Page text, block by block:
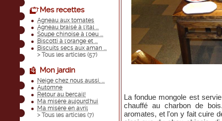
Mes recettes
Agneau aux tomates
Agneau braisé à l'ital ...
Soupe chinoise à l'oeu ...
Biscotti à l'orange et ...
Biscuits secs aux aman ...
> Tous les articles (57)
Mon jardin
Neige chez nous aussi, ...
Automne
Retour au bercail!
Ma misère aujourd'hui
Ma misère en avril
> Tous les articles (7)
La fondue mongole est
chauffé au charbon de
aromates, et l'on y fait cuire